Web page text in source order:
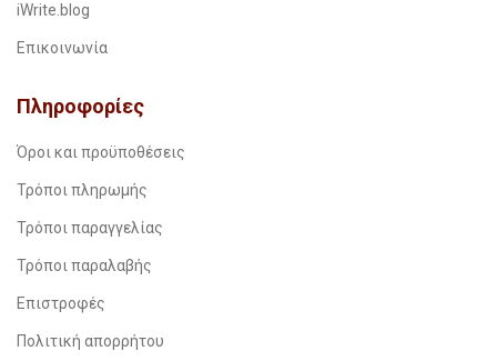
iWrite.blog
Επικοινωνία
Πληροφορίες
Όροι και προϋποθέσεις
Τρόποι πληρωμής
Τρόποι παραγγελίας
Τρόποι παραλαβής
Επιστροφές
Πολιτική απορρήτου